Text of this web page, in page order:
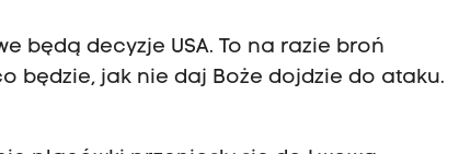
będą decyzje USA. To na razie broń
będzie, jak nie daj Boże dojdzie do ataku.